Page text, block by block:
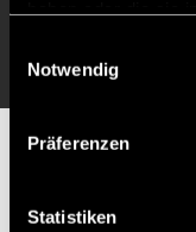
Notwendig
Präferenzen
Statistiken
31' TOR
Partner